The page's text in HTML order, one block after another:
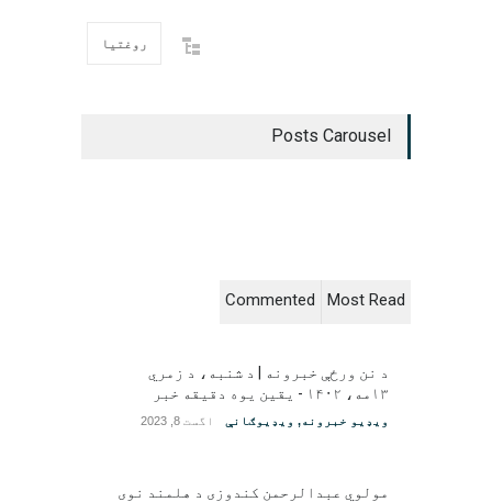
روغتیا
Posts Carousel
Most Read
Commented
د نن ورځې خبرونه | د شنبه، د زمري
۱۳مه، ۱۴۰۲ - یقین یوه دقیقه خبر
ویډیو خبرونه, ویډیوګانې اگست 8, 2023
مولوي عبدالرحمن کندوزی د هلمند نوی